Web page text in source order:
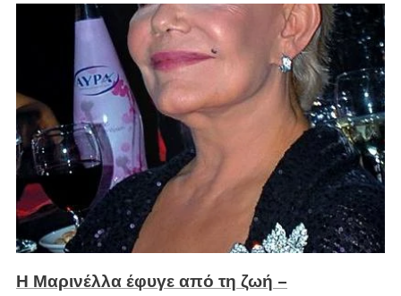
Η Μαρινέλλα έφυγε από τη ζωή –